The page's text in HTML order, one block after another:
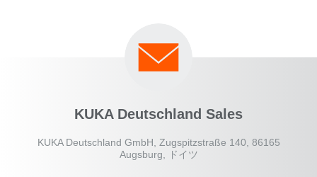
KUKA Deutschland Sales
KUKA Deutschland GmbH, Zugspitzstraße 140, 86165
Augsburg, ドイツ